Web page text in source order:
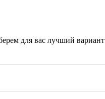
для вас лучший вариант